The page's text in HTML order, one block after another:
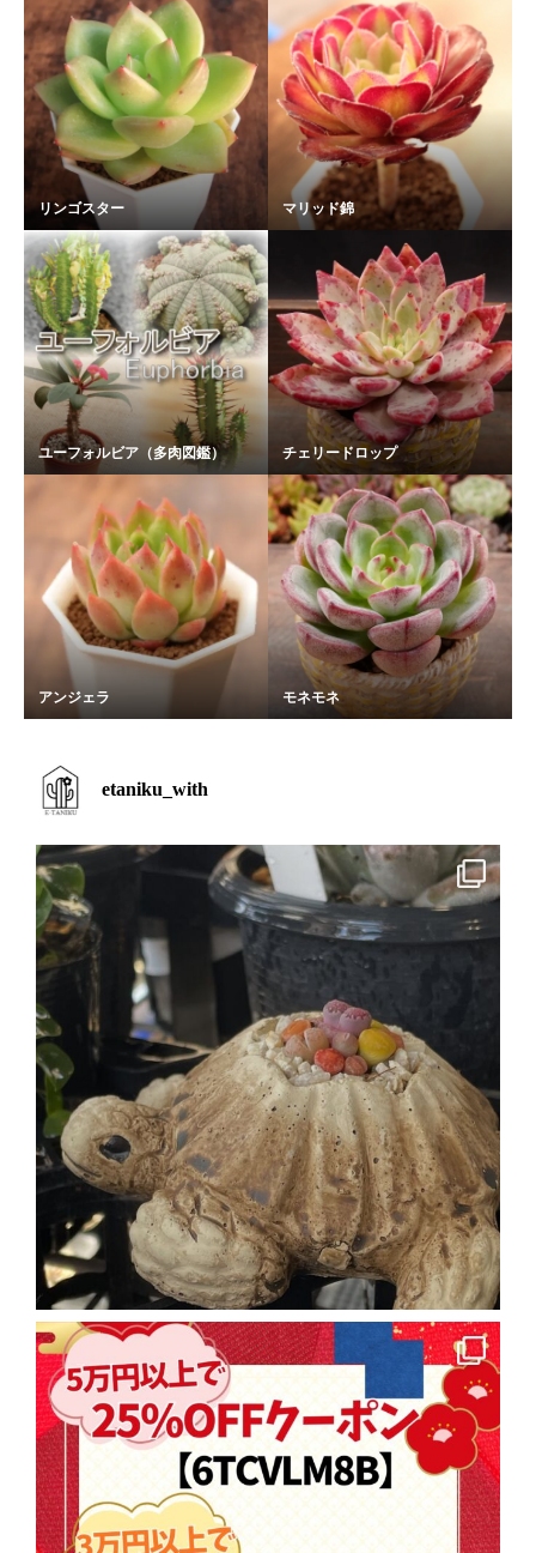
リンゴスター マリッド錦
ユーフォルビア（多肉図鑑） チェリードロップ
アンジェラ モネモネ
etaniku_with